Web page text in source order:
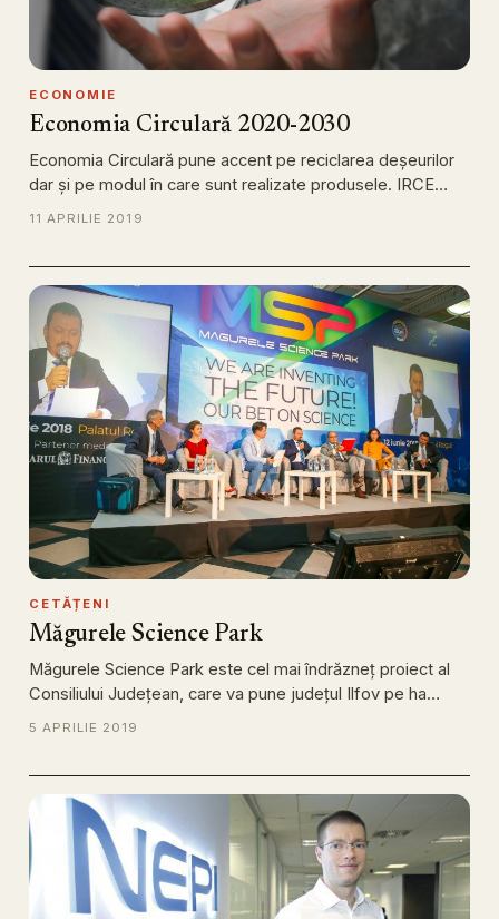
ECONOMIE
Economia Circulară 2020-2030
Economia Circulară pune accent pe reciclarea deşeurilor
dar şi pe modul în care sunt realizate produsele. IRCE…
11 APRILIE 2019
CETĂȚENI
Măgurele Science Park
Măgurele Science Park este cel mai îndrăzneț proiect al
Consiliului Județean, care va pune județul Ilfov pe ha…
5 APRILIE 2019